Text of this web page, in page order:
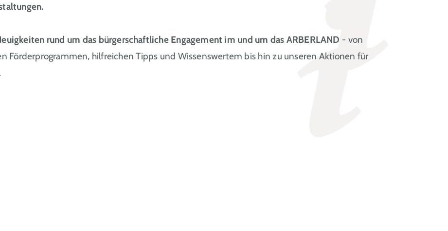
rund um das bürgerschaftliche Engagement im und um das ARBERLAND - von
Förderprogrammen, hilfreichen Tipps und Wissenswertem bis hin zu unseren Aktionen für